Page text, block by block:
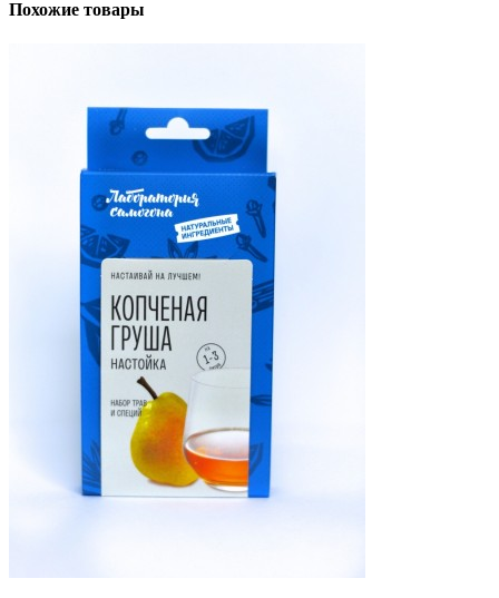
Похожие товары